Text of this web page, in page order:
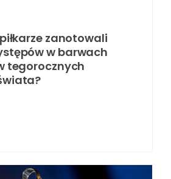
zanotowali
w barwach
tegorocznych